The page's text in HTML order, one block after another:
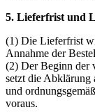
5. Lieferfrist und
(1) Die Lieferfrist
Annahme der
(2) Der Beginn der
setzt die Abklärung
und
voraus.